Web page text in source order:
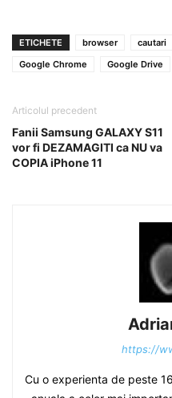
ETICHETE browser cautari
Google Chrome
Google Drive
Articolul precedent
Fanii Samsung GALAXY S11
vor fi DEZAMAGITI ca NU va
COPIA iPhone 11
https://
Cu o experienta de peste